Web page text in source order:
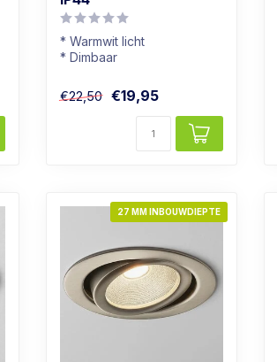
* Warmwit licht
* Dimbaar
* In rood koper kleur
€22,50 €19,95
27 MM INBOUWDIEPTE